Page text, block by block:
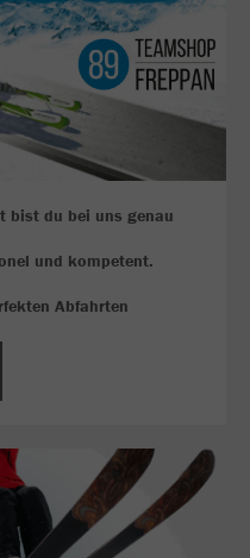
bist du bei uns genau
und kompetent.
Abfahrten